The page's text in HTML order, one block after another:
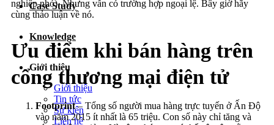
Dịch vụ chăm sóc website
Case Study
Knowledge
Giới thiệu
Giới thiệu
Tin tức
Sự kiện
Liên hệ
nghiệp nhỏ). Nhưng vẫn có trường hợp ngoại lệ. Bây giờ hãy
cùng thảo luận về nó.
Ưu điểm khi bán hàng trên
cổng thương mại điện tử
Footprint– Tổng số người mua hàng trực tuyến ở Ấn Độ
vào năm 2015 ít nhất là 65 triệu. Con số này chỉ tăng và